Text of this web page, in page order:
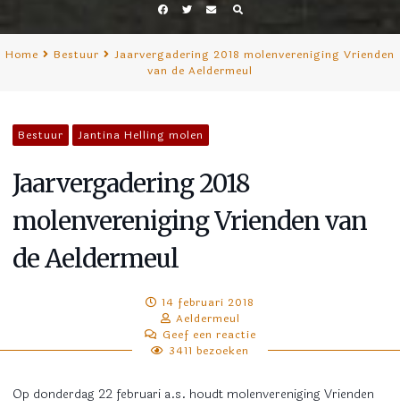
Facebook
TwitterE-
Home Bestuur
Jaarvergadering 2018 molenvereniging Vrienden
van de Aeldermeul
Bestuur Jantina Helling molen
Jaarvergadering 2018
molenvereniging Vrienden van
de Aeldermeul
14 februari 2018
Aeldermeul
Geef een reactie
3411 bezoeken
Op donderdag 22 februari a.s. houdt molenvereniging Vrienden